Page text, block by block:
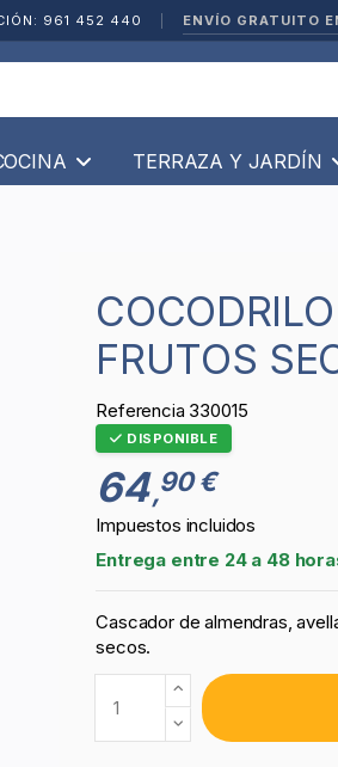
961 452 440 ENVÍO GRATUITO
TERRAZA Y JARDÍN
COCODRILO CASCADOR DE
FRUTOS
Referencia 330015
DISPONIBLE
64,90 €
Impuestos incluidos
Entrega entre 24 a 48
Cascador de almendras,
secos.